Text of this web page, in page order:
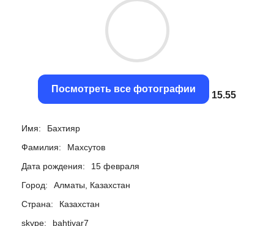
Посмотреть все фотографии
15.17
Имя:
Бахтияр
Фамилия:
Махсутов
Дата рождения:
15 февраля
Город:
Алматы, Казахстан
Страна:
Казахстан
skype:
bahtiyar7